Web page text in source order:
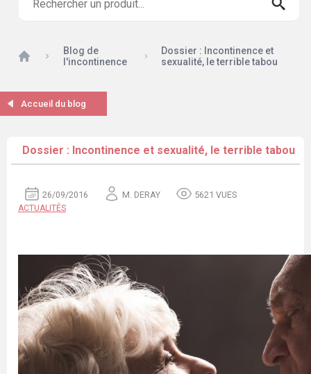
Accueil
Blog de
l'incontinence
Dossier : Incontinence et
sexualité, le terrible tabou
Accueil du blog
Dossier : Incontinence et sexualité, le terrible tabou
26/09/2016 M. DERAY 5621 VUES
ACTUALITÉS